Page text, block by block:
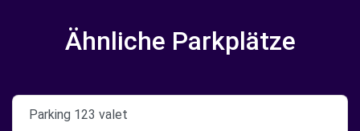
Ähnliche Parkplätze
Parking 123 valet